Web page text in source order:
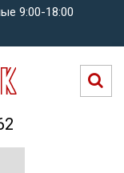
9:00-18:00